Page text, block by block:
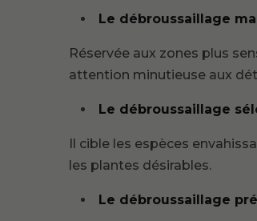
Le débroussaillage
Réservée aux zones plus
attention minutieuse aux
Le débroussaillage
Il cible les espèces
les plantes désirables.
Le débroussaillage